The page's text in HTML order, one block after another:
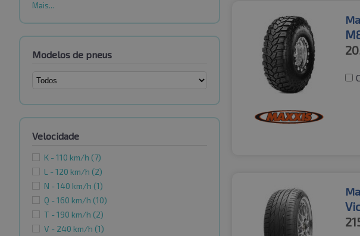
Mais...
Modelos de pneus
Velocidade
K - 110 km/h (7)
L - 120 km/h (2)
N - 140 km/h (1)
Q - 160 km/h (10)
T - 190 km/h (2)
V - 240 km/h (1)